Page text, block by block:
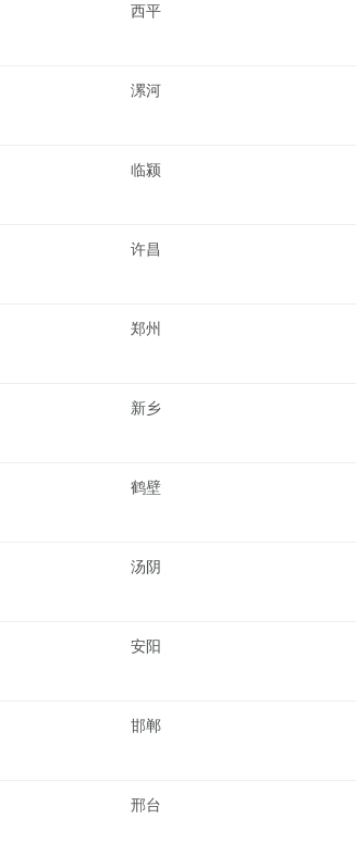
西平
漯河
临颍
许昌
郑州
新乡
鹤壁
汤阴
安阳
邯郸
邢台